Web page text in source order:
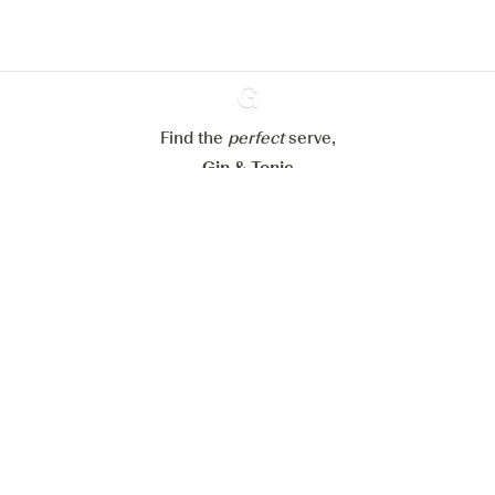
Ginventory
Find the perfectserve,
Gin & Tonic